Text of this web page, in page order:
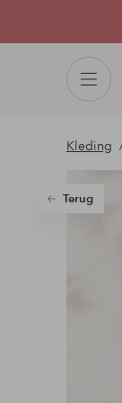
Kleding
Terug